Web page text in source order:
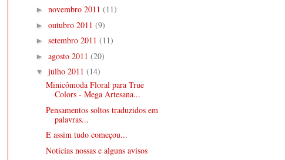
► novembro 2011 (11)
► outubro 2011 (9)
► setembro 2011 (11)
► agosto 2011 (20)
▼ julho 2011 (14)
Minicômoda Floral para True
Colors - Mega Artesana...
Pensamentos soltos traduzidos em
palavras...
E assim tudo começou...
Notícias nossas e alguns avisos